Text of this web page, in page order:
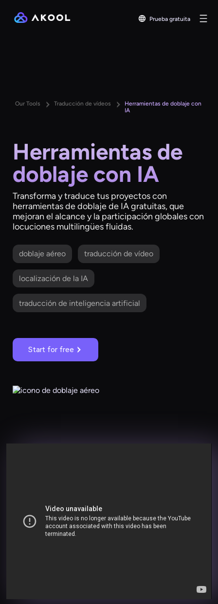
Prueba gratuita
Our Tools Traducción de vídeos
Herramientas de doblaje con
IA
Herramientas de
doblaje con IA
Transforma y traduce tus proyectos con
herramientas de doblaje de IA gratuitas, que
mejoran el alcance y la participación globales con
locuciones multilingües fluidas.
doblaje aéreo traducción de vídeo
localización de la IA
traducción de inteligencia artificial
Start for free